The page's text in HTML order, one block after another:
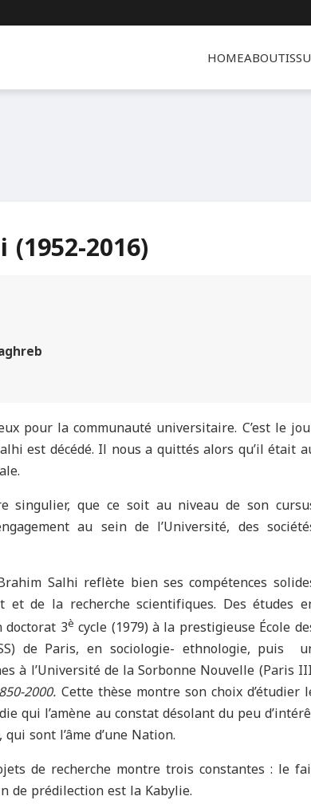
HOMEABOUT
2016)
pour la communauté universitaire. C’est le
est décédé. Il nous a quittés alors qu’il était
que ce soit au niveau de son
au sein de l’Université, des
Salhi reflète bien ses compétences
et de la recherche scientifiques. Des études
doctorat 3è cycle (1979) à la prestigieuse École
de Paris, en sociologie- ethnologie, puis
à l’Université de la Sorbonne Nouvelle (Paris
2000. Cette thèse montre son choix d’étudier
qui l’amène au constat désolant du peu
sont l’âme d’une Nation.
de recherche montre trois constantes : le
de prédilection est la Kabylie.